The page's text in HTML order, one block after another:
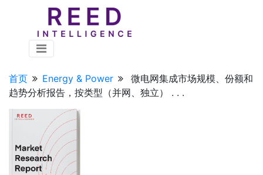
首页 Energy & Power
微电网集成市场规模、份额和
趋势分析报告，按类型（并网、独立） . . .